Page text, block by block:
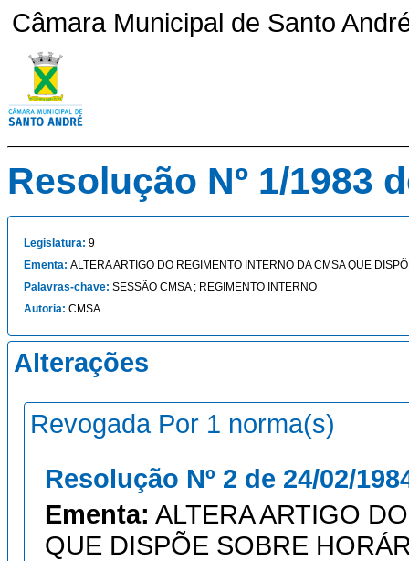
Câmara Municipal de Santo
Resolução Nº 1/1983
Legislatura: 9
Ementa: ALTERA ARTIGO DO REGIMENTO INTERNO DA CMSA QUE
Palavras-chave: SESSÃO CMSA ; REGIMENTO INTERNO
Autoria: CMSA
Alterações
Revogada Por 1 norma(s)
Resolução Nº 2 de 24/02/
Ementa: ALTERA ARTIGO
QUE DISPÕE SOBRE